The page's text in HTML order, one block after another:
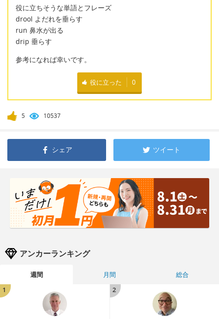
役に立ちそうな単語とフレーズ
drool よだれを垂らす
run 鼻水が出る
drip 垂らす
参考になれば幸いです。
役に立った 0
5 10537
シェア ツイート
アンカーランキング
週間 月間
総合
1
2